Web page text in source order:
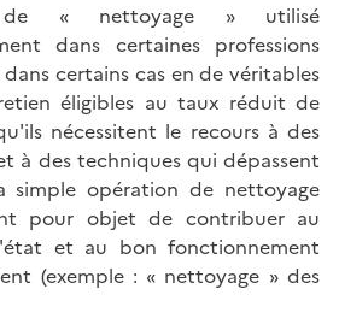
« nettoyage » utilisé
dans certaines professions
certains cas en de véritables
éligibles au taux réduit de
nécessitent le recours à des
à des techniques qui dépassent
simple opération de nettoyage
pour objet de contribuer au
et au bon fonctionnement
(exemple : « nettoyage » des